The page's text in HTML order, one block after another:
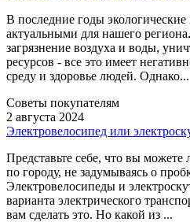
В последние годы
актуальными для нашего
загрязнение воздуха и воды,
ресурсов - все это имеет
среду и здоровье людей. Однако...
Советы покупателям
2 августа 2024
Электровелосипед или
Представьте себе, что вы можете
по городу, не задумываясь о
Электровелосипеды и
варианта электрического
вам сделать это. Но какой из ...